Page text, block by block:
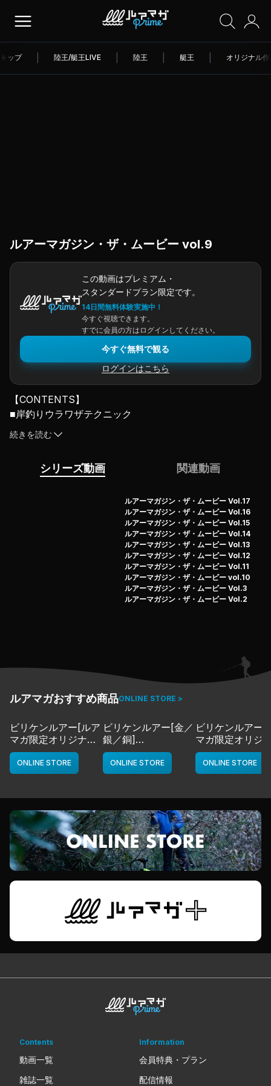
トップ 陸王/艇王LIVE 陸王 艇王 オリジナル
ルアーマガジン・ザ・ムービー vol.9
この動画はプレミアム・
スタンダードプラン限定です。
14日間無料体験実施中！
今すぐ視聴できます。
すでに会員の方はログインしてください。
今すぐ無料で観る
ログインはこちら
【CONTENTS】
■岸釣りウラワザテクニック
・伊東由樹 ニュールアーフルコンタクト‼ 岸釣りシア
ワセの法則
・中村哲也 ビッグベイト道
・秦 拓馬 ハードルアーラブ
■LMスナイパー the movie キテレツルアー系特集
続きを読む
シリーズ動画 関連動画
ルアーマガジン・ザ・ムービー Vol.17
ルアーマガジン・ザ・ムービー Vol.16
ルアーマガジン・ザ・ムービー Vol.15
ルアーマガジン・ザ・ムービー Vol.14
ルアーマガジン・ザ・ムービー Vol.13
ルアーマガジン・ザ・ムービー Vol.12
ルアーマガジン・ザ・ムービー Vol.11
ルアーマガジン・ザ・ムービー vol.10
ルアーマガジン・ザ・ムービー Vol.3
ルアーマガジン・ザ・ムービー Vol.2
ルアマガおすすめ商品ONLINE STORE >
ビリケンルアー[ルア
マガ限定オリジナル
カラー／LMチャー
ト]
deps
ONLINE STORE
ビリケンルアー[金／
銀／銅]
deps
ONLINE STORE
ビリケンルアー[
マガ限定オリジ
カラー／LMボー
ワイト]
deps
ONLINE STORE
Contents
動画一覧
雑誌一覧
Information
会員特典・プラン
配信情報